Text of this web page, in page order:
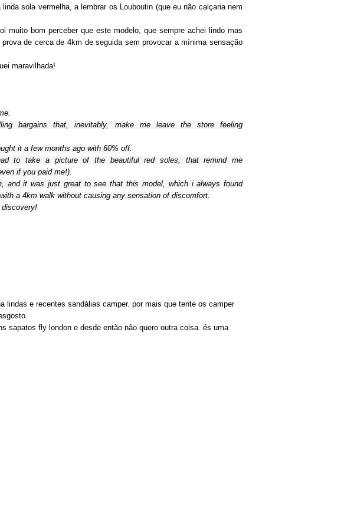
sola vermelha, a lembrar os Louboutin (que eu não calçaria nem
bom perceber que este modelo, que sempre achei lindo mas
de cerca de 4km de seguida sem provocar a mínima sensação
maravilhada!
bargains that, inevitably, make me leave the storefeeling
it a few months ago with 60% off.
to take a picture of the beautiful red soles
that remind me
if you paid me!)
and it was just great to see that this model, which i always found
with a 4km walk without causing any sensation of discomfort.
discovery!
lindas e recentes sandálias camper. por mais que tente os camper
sapatos fly london e desde então não quero outra coisa. és uma